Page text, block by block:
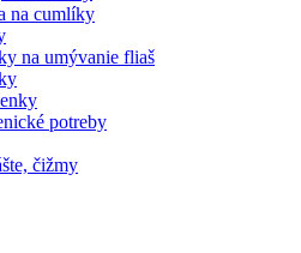
na cumlíky
na umývanie fliaš
potreby
čižmy